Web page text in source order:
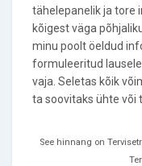
tähelepanelik ja tore
kõigest väga
minu poolt öeldud
formuleeritud
vaja. Seletas kõik
ta soovitaks ühte või
See hinnang on